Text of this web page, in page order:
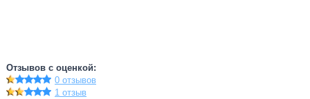
Отзывов с оценкой:
0 отзывов
1 отзыв